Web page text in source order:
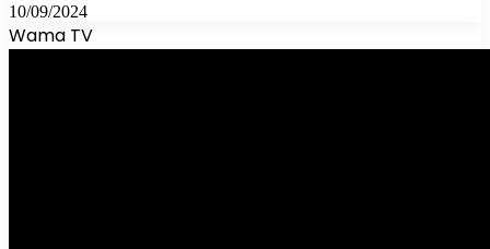
10/09/2024
Wama TV